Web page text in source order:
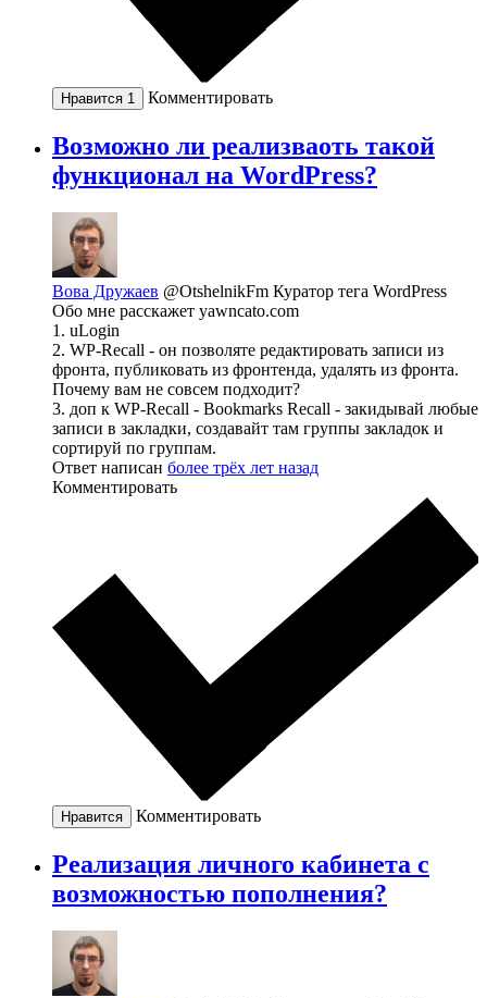
Нравится 1 Комментировать
Возможно ли реализваоть такой
функционал на WordPress?
Вова Дружаев @OtshelnikFm Куратор тега WordPress
Обо мне расскажет yawncato.com
1. uLogin
2. WP-Recall - он позволяте редактировать записи из
фронта, публиковать из фронтенда, удалять из фронта.
Почему вам не совсем подходит?
3. доп к WP-Recall - Bookmarks Recall - закидывай любые
записи в закладки, создавайт там группы закладок и
сортируй по группам.
Ответ написан более трёх лет назад
Комментировать
Нравится Комментировать
Реализация личного кабинета с
возможностью пополнения?